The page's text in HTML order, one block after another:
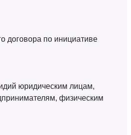
договора по инициативе
юридическим лицам,
физическим